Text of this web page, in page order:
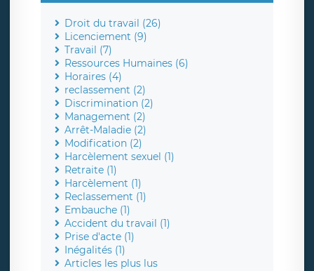
Droit du travail (26)
Licenciement (9)
Travail (7)
Ressources Humaines (6)
Horaires (4)
reclassement (2)
Discrimination (2)
Management (2)
Arrêt-Maladie (2)
Modification (2)
Harcèlement sexuel (1)
Retraite (1)
Harcèlement (1)
Reclassement (1)
Embauche (1)
Accident du travail (1)
Prise d'acte (1)
Inégalités (1)
Articles les plus lus